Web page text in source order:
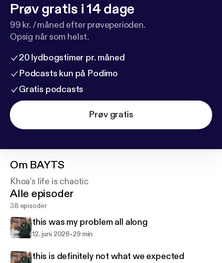
Prøv gratis i 14 dage
99 kr. / måned efter prøveperioden.
Opsig når som helst.
20 lydbogstimer pr. måned
Podcasts kun på Podimo
Gratis podcasts
Prøv gratis
Om BAYTS
Khoa’s life is chaotic
Alle episoder
38 episoder
this was my problem all along
12. juni 2026-29 min
this is definitely not what we expected